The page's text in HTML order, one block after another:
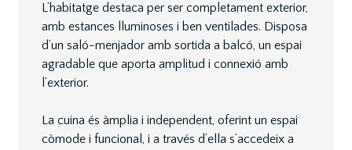
L’habitatge destaca per ser completament exterior,
amb estances lluminoses i ben ventilades. Disposa
d’un saló-menjador amb sortida a balcó, un espai
agradable que aporta amplitud i connexió amb
l’exterior.
La cuina és àmplia i independent, oferint un espai
còmode i funcional, i a través d’ella s’accedeix a